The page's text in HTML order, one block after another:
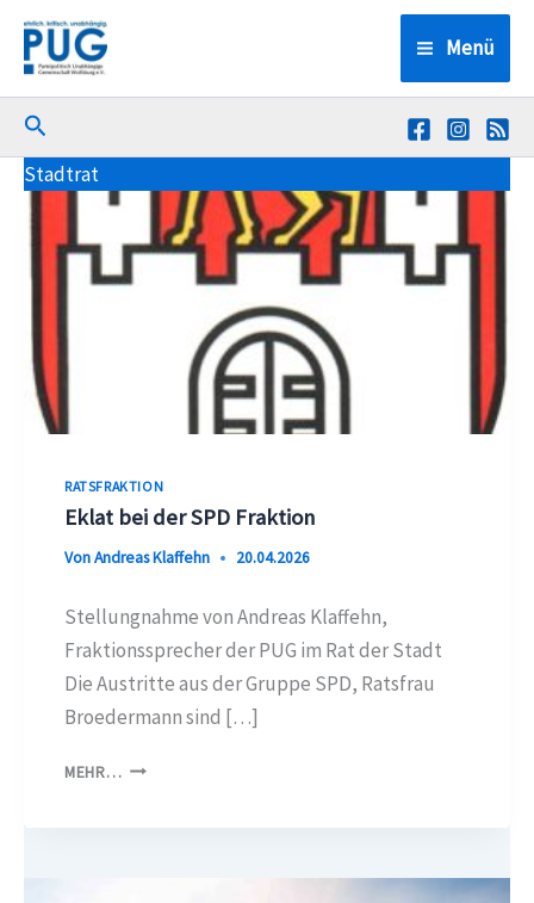
Zum
Inhalt
springen
Menü
Suchen
Stadtrat
RATSFRAKTION
Eklat bei der SPD Fraktion
VonAndreas Klaffehn 20.04.2026
Stellungnahme von Andreas Klaffehn,
Fraktionssprecher der PUG im Rat der Stadt
Die Austritte aus der Gruppe SPD, Ratsfrau
Broedermann sind […]
MEHR… EKLAT